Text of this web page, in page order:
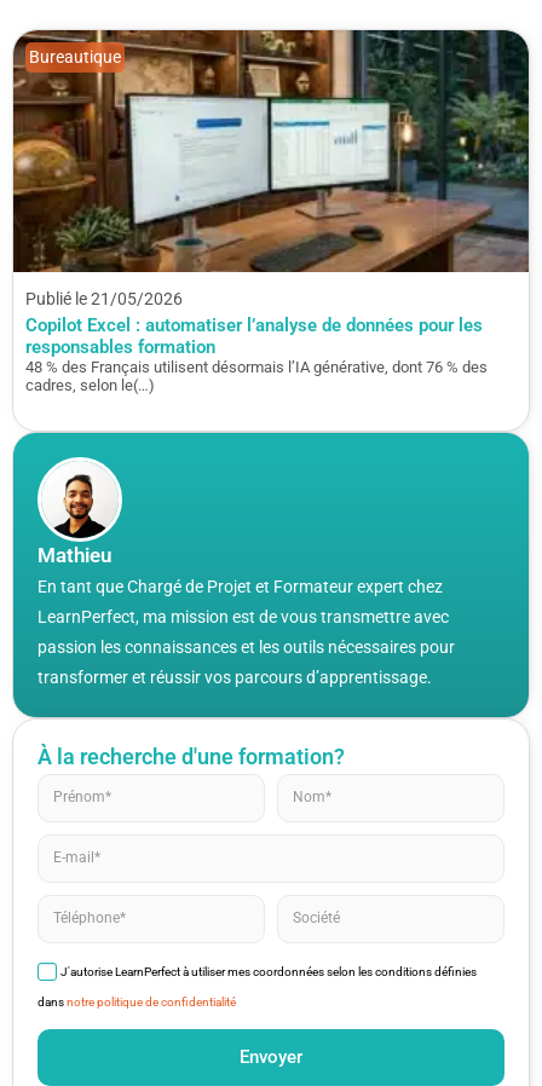
Mathieu
En tant que Chargé de Projet et Formateur expert chez
LearnPerfect, ma mission est de vous transmettre avec
passion les connaissances et les outils nécessaires pour
transformer et réussir vos parcours d’apprentissage.
À la recherche d'une formation?
J'autorise LearnPerfect à utiliser mes coordonnées selon les conditions définies
dansnotre politique de confidentialité
Envoyer
Publié le 21/05/2026
Copilot Excel : automatiser l’analyse de données pour les
responsables formation
48 % des Français utilisent désormais l’IA générative, dont 76 % des
cadres, selon le(…)
Bureautique